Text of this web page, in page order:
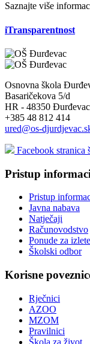
Saznajte više
iTransparentnost
Osnovna škola
Basaričekova 5/d
HR - 48350 Đurđevac
+385 48 812 414
ured@os-
Facebook stranica
Pristup
Pristup
Javna nabava
Natječaji
Računovodstvo
Ponude za izlete
Školski odbor
Korisne
Rječnici
AZOO
MZOM
Pravilnici
Škola za život